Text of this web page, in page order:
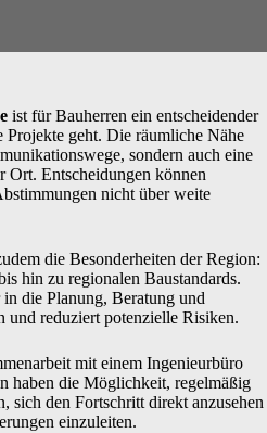
ist für Bauherren ein entscheidender
geht. Die räumliche Nähe
sondern auch eine
Ort. Entscheidungen können
nicht über weite
die Besonderheiten der Region:
hin zu regionalen Baustandards.
die Planung, Beratung und
reduziert potenzielle Risiken.
mit einem Ingenieurbüro
haben die Möglichkeit, regelmäßig
sich den Fortschritt direkt anzusehen
einzuleiten.